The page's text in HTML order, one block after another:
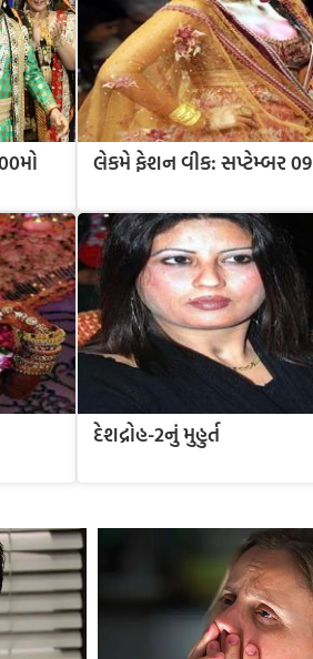
લેકમે ફેશન વીક: સપ્ટેમ્બર 09
દેશદ્રોહ-2નું મુહુર્ત